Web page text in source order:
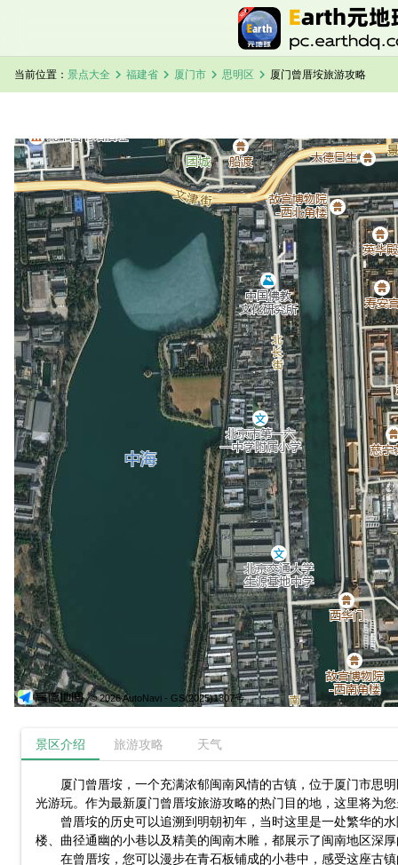
当前位置： 景点大全 chevron_right 福建省 chevron_right 厦门市 chevron_right 思明区 chevron_right 厦门曾厝垵旅游攻略
厦门曾厝垵卫星地图加载中，请稍候...
© 2026 AutoNavi - GS(2025)1807号
景区介绍 旅游攻略 天气
厦门曾厝垵，一个充满浓郁闽南风情的古镇，位于厦门市思
光游玩。作为最新厦门曾厝垵旅游攻略的热门目的地，这里将为
曾厝垵的历史可以追溯到明朝初年，当时这里是一处繁华的
楼、曲径通幽的小巷以及精美的闽南木雕，都展示了闽南地区深
在曾厝垵，您可以漫步在青石板铺成的小巷中，感受这座古